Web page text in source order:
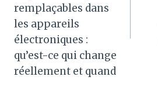
remplaçables dans
les appareils
électroniques :
qu’est-ce qui change
réellement et quand